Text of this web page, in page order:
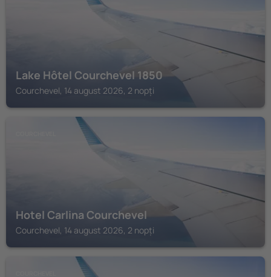
Lake Hôtel Courchevel 1850
Courchevel, 14 august 2026, 2 nopți
Hotel Carlina Courchevel
Courchevel, 14 august 2026, 2 nopți